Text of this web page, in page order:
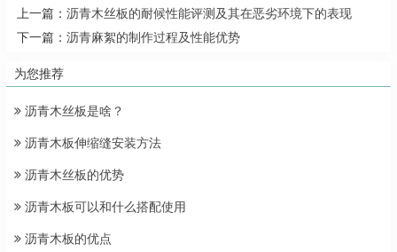
上一篇： 沥青木丝板的耐候性能评测及其在恶劣环境下的表现
下一篇： 沥青麻絮的制作过程及性能优势
为您推荐
沥青木丝板是啥？
沥青木板伸缩缝安装方法
沥青木丝板的优势
沥青木板可以和什么搭配使用
沥青木板的优点